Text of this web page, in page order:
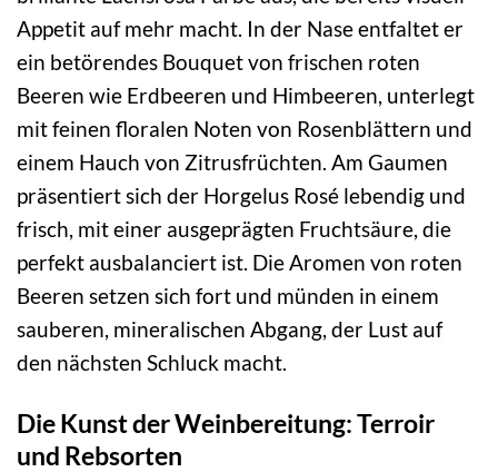
Appetit auf mehr macht. In der Nase entfaltet er
ein betörendes Bouquet von frischen roten
Beeren wie Erdbeeren und Himbeeren, unterlegt
mit feinen floralen Noten von Rosenblättern und
einem Hauch von Zitrusfrüchten. Am Gaumen
präsentiert sich der Horgelus Rosé lebendig und
frisch, mit einer ausgeprägten Fruchtsäure, die
perfekt ausbalanciert ist. Die Aromen von roten
Beeren setzen sich fort und münden in einem
sauberen, mineralischen Abgang, der Lust auf
den nächsten Schluck macht.
Die Kunst der Weinbereitung: Terroir
und Rebsorten